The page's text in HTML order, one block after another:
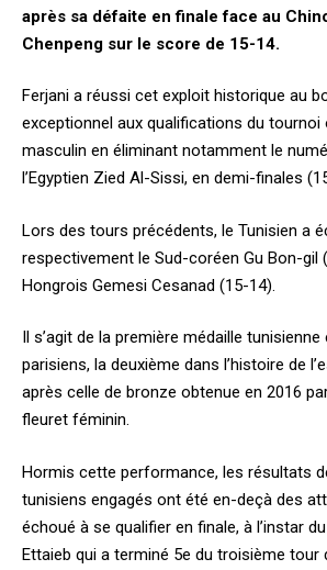
après sa défaite en finale face au
Chenpeng sur le score de 15-14.
Ferjani a réussi cet exploit historique au
exceptionnel aux qualifications du tournoi
masculin en éliminant notamment le
l’Egyptien Zied Al-Sissi, en demi-finales
Lors des tours précédents, le Tunisien a
respectivement le Sud-coréen Gu Bon-gil
Hongrois Gemesi Cesanad (15-14).
Il s’agit de la première médaille
parisiens, la deuxième dans l’histoire de
après celle de bronze obtenue en 2016
fleuret féminin.
Hormis cette performance, les résultats
tunisiens engagés ont été en-deçà des
échoué à se qualifier en finale, à l’instar
Ettaieb qui a terminé 5e du troisième tour